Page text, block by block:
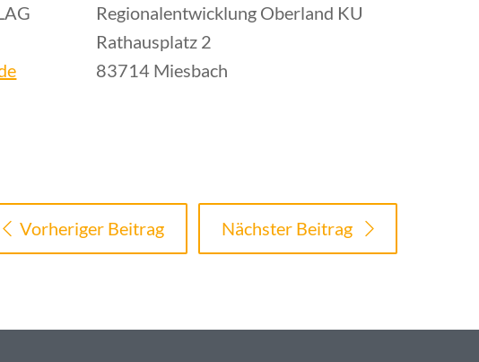
Regionalentwicklung Oberland KU
Rathausplatz 2
83714 Miesbach
Vorheriger Beitrag Nächster Beitrag